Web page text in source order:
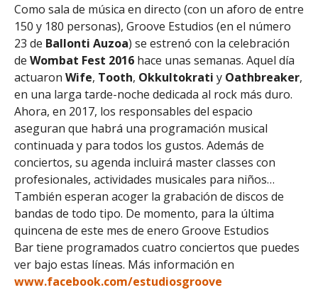
Como sala de música en directo (con un aforo de entre
150 y 180 personas), Groove Estudios (en el número
23 de Ballonti Auzoa) se estrenó con la celebración
de Wombat Fest 2016hace unas semanas. Aquel día
actuaron Wife, Tooth, Okkultokrati y Oathbreaker,
en una larga tarde-noche dedicada al rock más duro.
Ahora, en 2017, los responsables del espacio
aseguran que habrá una programación musical
continuada y para todos los gustos. Además de
conciertos, su agenda incluirá master classes con
profesionales, actividades musicales para niños…
También esperan acoger la grabación de discos de
bandas de todo tipo. De momento, para la última
quincena de este mes de enero Groove Estudios
Bar tiene programados cuatro conciertos que puedes
ver bajo estas líneas. Más información en
www.facebook.com/estudiosgroove